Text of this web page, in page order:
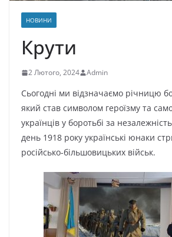
НОВИНИ
Крути
2 Лютого, 2024 Admin
Сьогодні ми відзначаємо річницю
який став символом героїзму та
українців у боротьбі за
день 1918 року українські юнаки
російсько-більшовицьких військ.